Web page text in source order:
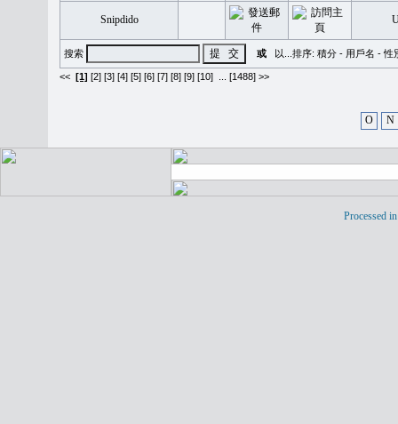
Snipdido
搜索 或 以...排序: 積分 - 用戶名 -性
<< [1] [2] [3] [4] [5] [6] [7] [8] [9] [10] [1488] >>
O N
Processed